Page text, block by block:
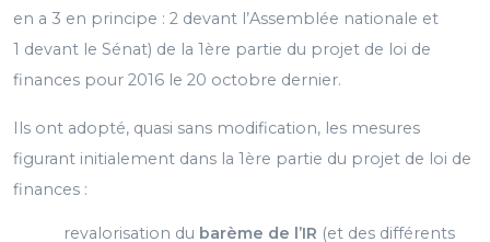
en a 3 en principe : 2 devant l’Assemblée nationale et
1 devant le Sénat) de la 1ère partie du projet de loi de
finances pour 2016 le 20 octobre dernier.
Ils ont adopté, quasi sans modification, les mesures
figurant initialement dans la 1ère partie du projet de loi de
finances :
revalorisation du barème de l’IR (et des différents